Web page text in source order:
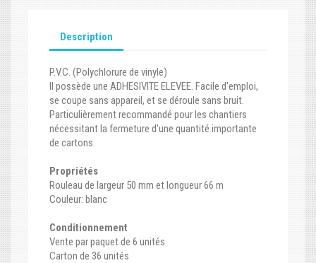
Description
P.V.C. (Polychlorure de vinyle)
Il possède une ADHESIVITE ELEVEE. Facile d'emploi,
se coupe sans appareil, et se déroule sans bruit.
Particulièrement recommandé pour les chantiers
nécessitant la fermeture d'une quantité importante
de cartons.
Propriétés
Rouleau de largeur 50 mm et longueur 66 m
Couleur: blanc
Conditionnement
Vente par paquet de 6 unités
Carton de 36 unités